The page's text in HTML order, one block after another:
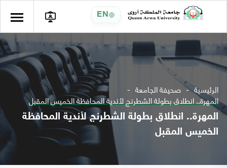
EN
الرئيسية صحيفة الجامعة
المهرة.. انطلاق بطولة الشطرنج لأندية المحافظة الخميس المقبل
المهرة.. انطلاق بطولة الشطرنج لأندية المحافظة
الخميس المقبل